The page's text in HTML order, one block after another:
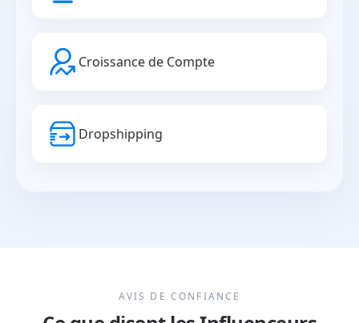
Croissance de Compte
Dropshipping
AVIS DE CONFIANCE